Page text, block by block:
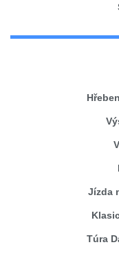
Jízda
Túra